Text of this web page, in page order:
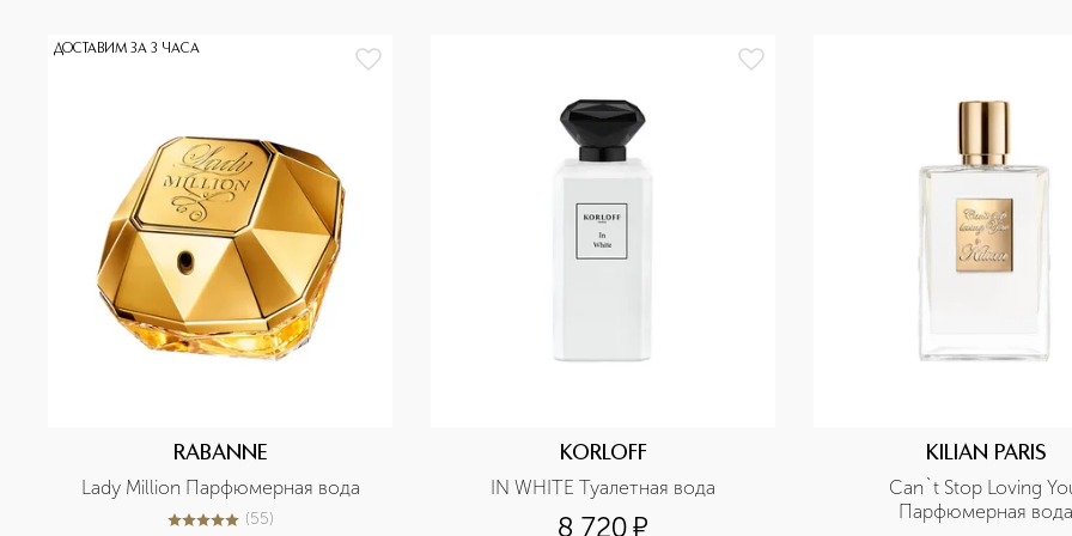
ДОСТАВИМ ЗА 3 ЧАСА
RABANNE
Lady Million Парфюмерная вода
5из 555 (55)
KORLOFF
IN WHITE Туалетная вода
8 720¤
KILIAN PARIS
Сan`t Stop Loving
Парфюмерная вода